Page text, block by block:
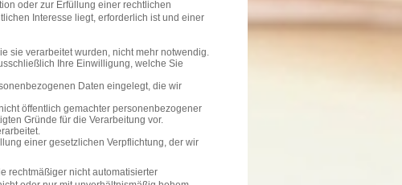
oder zur Erfüllung einer rechtlichen
Interesse liegt, erforderlich ist und einer
sie verarbeitet wurden, nicht mehr notwendig.
Ihre Einwilligung, welche Sie
Daten eingelegt, die wir
öffentlich gemachter personenbezogener
Gründe für die Verarbeitung vor.
einer gesetzlichen Verpflichtung, der wir
rechtmäßiger nicht automatisierter